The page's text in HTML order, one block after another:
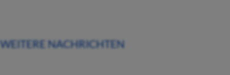
WEITERE NACHRICHTEN